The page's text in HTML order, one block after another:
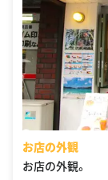
お店の外観
お店の外観。